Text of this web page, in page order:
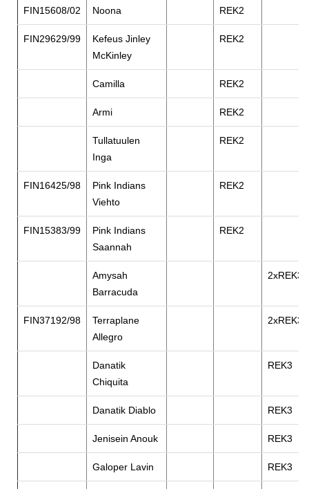
FIN15608/02 Noona REK2
FIN29629/99
Kefeus Jinley
McKinley
REK2
Camilla REK2
Armi REK2
Tullatuulen
Inga
REK2
FIN16425/98
Pink Indians
Viehto
REK2
FIN15383/99
Pink Indians
Saannah
REK2
Amysah
Barracuda
2xREK3
FIN37192/98
Terraplane
Allegro
2xREK3
Danatik
Chiquita
REK3
Danatik Diablo REK3
Jenisein Anouk REK3
Galoper Lavin REK3